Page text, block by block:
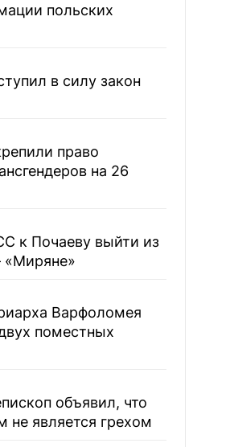
польских
в силу закон
право
на 26
к Почаеву выйти из
«Миряне»
Варфоломея
поместных
объявил, что
не является грехом